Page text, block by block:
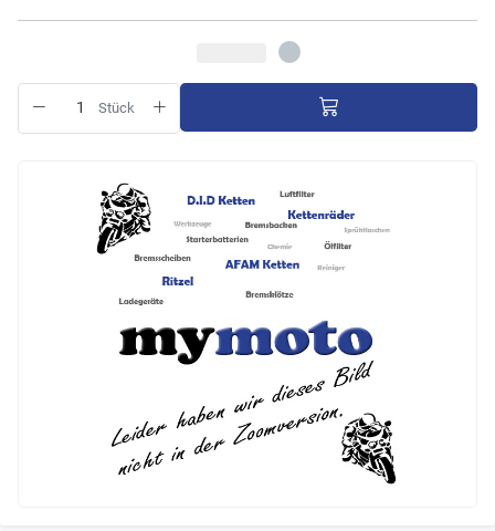
Stück